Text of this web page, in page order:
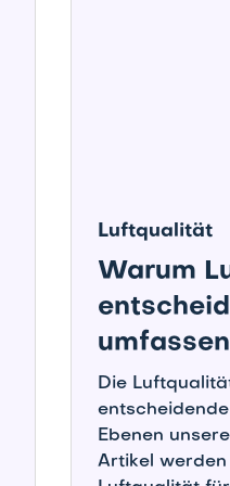
Luftqualität
Warum
Die
Ebenen
Artikel